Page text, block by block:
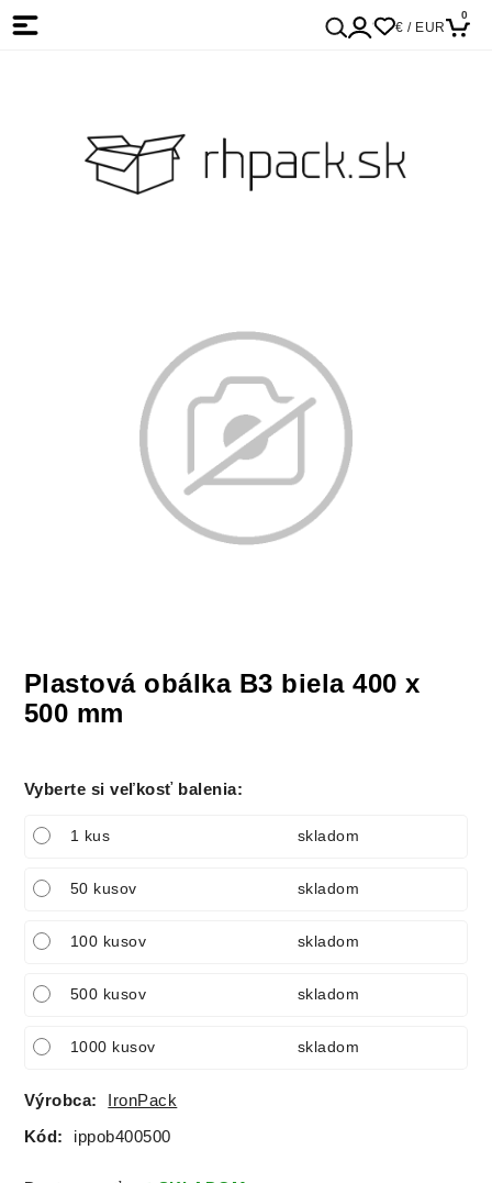
€ / EUR
0
Plastová obálka B3 biela 400 x
500 mm
Vyberte si veľkosť balenia:
1 kus skladom
50 kusov skladom
100 kusov skladom
500 kusov skladom
1000 kusov skladom
Výrobca: IronPack
Kód: ippob400500